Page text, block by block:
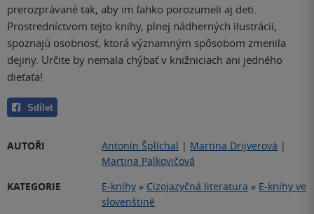
prerozprávané tak, aby im ľahko porozumeli aj deti.
Prostredníctvom tejto knihy, plnej nádherných ilustrácii,
spoznajú osobnosť, ktorá významným spôsobom zmenila
dejiny. Určite by nemala chýbať v knižniciach ani jedného
dieťaťa!
Sdílet
AUTOŘI Antonín Šplíchal | Martina Drijverová |
Martina Palkovičová
KATEGORIE
E-knihy » Cizojazyčná literatura » E-knihy ve
slovenštině